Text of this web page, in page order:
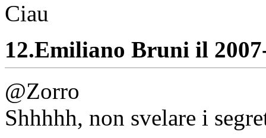
Ciau
12.Emiliano Bruni il
@Zorro
Shhhhh, non svelare i